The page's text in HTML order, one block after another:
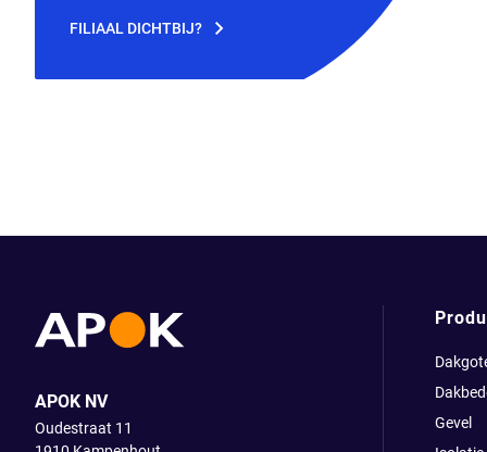
FILIAAL DICHTBIJ?
APOK NV
Oudestraat 11
Gevel